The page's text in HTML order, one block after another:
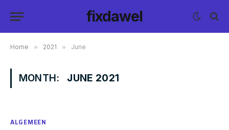
fixdawel
Home » 2021 » June
MONTH: JUNE 2021
ALGEMEEN